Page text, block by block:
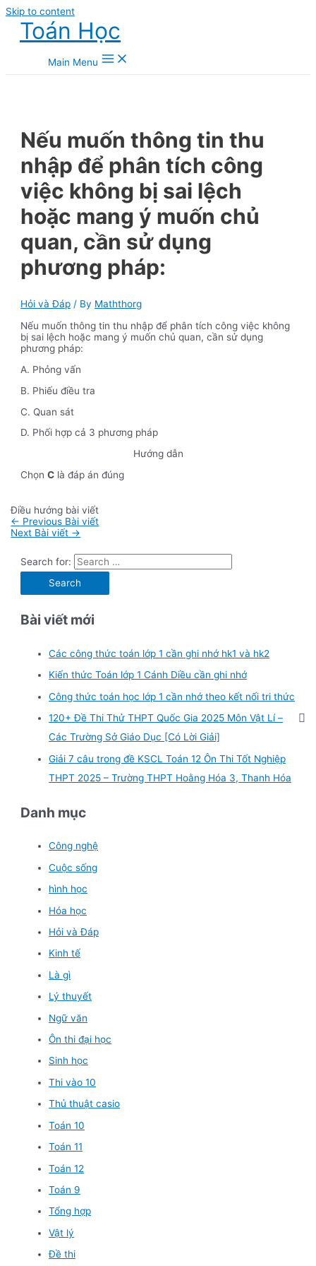
Skip to content
Toán Học
Main Menu
Nếu muốn thông tin thu
nhập để phân tích công
việc không bị sai lệch
hoặc mang ý muốn chủ
quan, cần sử dụng
phương pháp:
Hỏi và Đáp / By Maththorg
Nếu muốn thông tin thu nhập để phân tích công việc không
bị sai lệch hoặc mang ý muốn chủ quan, cần sử dụng
phương pháp:
A. Phỏng vấn
B. Phiếu điều tra
C. Quan sát
D. Phối hợp cả 3 phương pháp
Hướng dẫn
ChọnC là đáp án đúng
Điều hướng bài viết
← Previous Bài viết
Next Bài viết →
Search for:
Bài viết mới
Các công thức toán lớp 1 cần ghi nhớ hk1 và hk2
Kiến thức Toán lớp 1 Cánh Diều cần ghi nhớ
Công thức toán học lớp 1 cần nhớ theo kết nối tri thức
120+ Đề Thi Thử THPT Quốc Gia 2025 Môn Vật Lí –
Các Trường Sở Giáo Dục [Có Lời Giải]
Giải 7 câu trong đề KSCL Toán 12 Ôn Thi Tốt Nghiệp
THPT 2025 – Trường THPT Hoằng Hóa 3, Thanh Hóa
Danh mục
Công nghệ
Cuộc sống
hình học
Hóa học
Hỏi và Đáp
Kinh tế
Là gì
Lý thuyết
Ngữ văn
Ôn thi đại học
Sinh học
Thi vào 10
Thủ thuật casio
Toán 10
Toán 11
Toán 12
Toán 9
Tổng hợp
Vật lý
Đề thi